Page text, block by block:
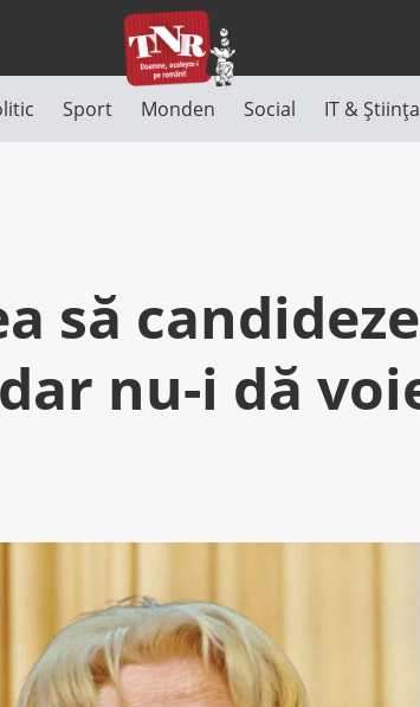
Sport Monden Social IT & Știința
să
nu-i dă